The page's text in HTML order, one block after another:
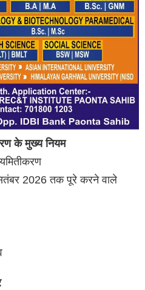
के मुख्य नियम
2026 तक पूरे करने वाले